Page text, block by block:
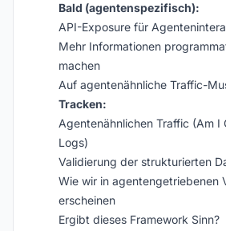
Bald (agentenspezifisch):
API-Exposure für
Mehr Informationen
machen
Auf agentenähnliche Traffic-
Tracken:
Agentenähnlichen Traffic (Am I
Logs)
Validierung der strukturierten
Wie wir in agentengetriebenen
erscheinen
Ergibt dieses Framework Sinn?